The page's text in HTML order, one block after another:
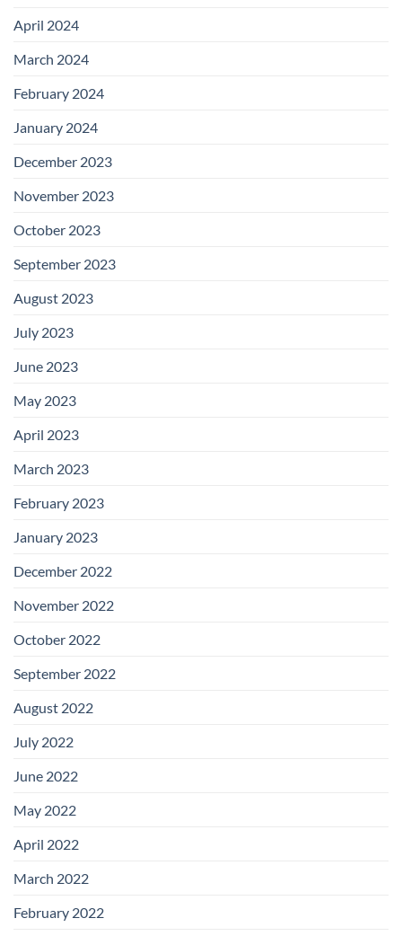
April 2024
March 2024
February 2024
January 2024
December 2023
November 2023
October 2023
September 2023
August 2023
July 2023
June 2023
May 2023
April 2023
March 2023
February 2023
January 2023
December 2022
November 2022
October 2022
September 2022
August 2022
July 2022
June 2022
May 2022
April 2022
March 2022
February 2022